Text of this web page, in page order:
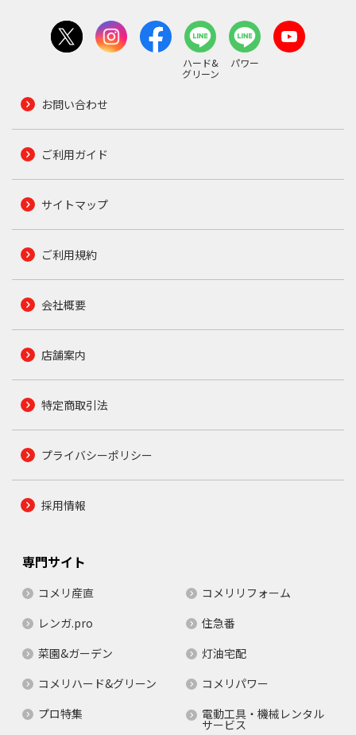
ハード&
グリーン
パワー
お問い合わせ
ご利用ガイド
サイトマップ
ご利用規約
会社概要
店舗案内
特定商取引法
プライバシーポリシー
採用情報
専門サイト
コメリ産直
コメリリフォーム
レンガ.pro
住急番
菜園&ガーデン
灯油宅配
コメリハード&グリーン
コメリパワー
プロ特集
電動工具・機械レンタル
サービス